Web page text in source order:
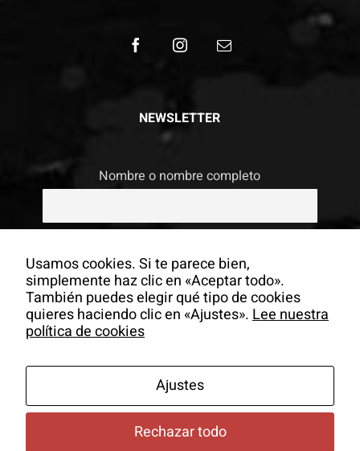
NEWSLETTER
Nombre o nombre completo
Si continúas, aceptas la política de
privacidad
Usamos cookies. Si te parece bien,
simplemente haz clic en «Aceptar todo».
También puedes elegir qué tipo de cookies
quieres haciendo clic en «Ajustes».Lee nuestra
política de cookies
Ajustes
Rechazar todo